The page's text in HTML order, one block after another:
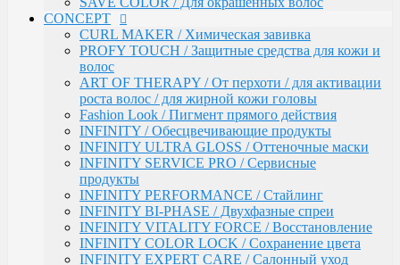
INFINITY VITALITY FORCE / Восстановление
INFINITY COLOR LOCK / Сохранение цвета
INFINITY EXPERT CARE / Салонный уход
INFINITY AQUA BOOST / Увлажнение
Fresh Up / Оттеночный бальзам обогащенный
коллагеном
ANTI-YELLOW / Оттеночные средства для
нейтрализации желтизны
PRO CURLS / Уход за вьющимися волосами
PROFY TOUCH / Уход за волосами
GLOSS EXPERT / Средства для блеска волос
BLOND TOUCH / Средства для осветления волос
ART TOUCH / Стайлинг
Concept Men / Для мужчин
Salon Total Volume / Уход для придания объема
волосам
CONCEPT
CURL MAKER / Химическая завивка
PROFY TOUCH / Защитные средства для кожи и
волос
ART OF THERAPY / От перхоти / для активации
роста волос / для жирной кожи головы
Fashion Look / Пигмент прямого действия
INFINITY / Обесцвечивающие продукты
INFINITY ULTRA GLOSS / Оттеночные маски
INFINITY SERVICE PRO / Сервисные
продукты
INFINITY PERFORMANCE / Стайлинг
INFINITY BI-PHASE / Двухфазные спреи
INFINITY VITALITY FORCE / Восстановление
INFINITY COLOR LOCK / Сохранение цвета
INFINITY EXPERT CARE / Салонный уход